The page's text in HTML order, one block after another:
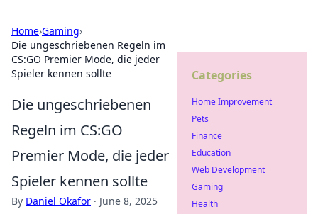
Home›Gaming›
Die ungeschriebenen Regeln im
CS:GO Premier Mode, die jeder
Spieler kennen sollte
Die ungeschriebenen
Regeln im CS:GO
Premier Mode, die jeder
Spieler kennen sollte
By Daniel Okafor · June 8, 2025
Categories
Home Improvement
Pets
Finance
Education
Web Development
Gaming
Health